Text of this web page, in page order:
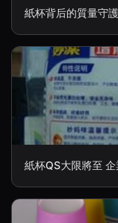
紙杯背后的質量守
紙杯QS大限將至